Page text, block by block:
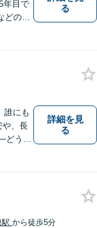
年目で
の相
は多
事故
る
誰にも
や、長
どうぞ
。
地域
詳細を見
る
駅 から徒歩5分